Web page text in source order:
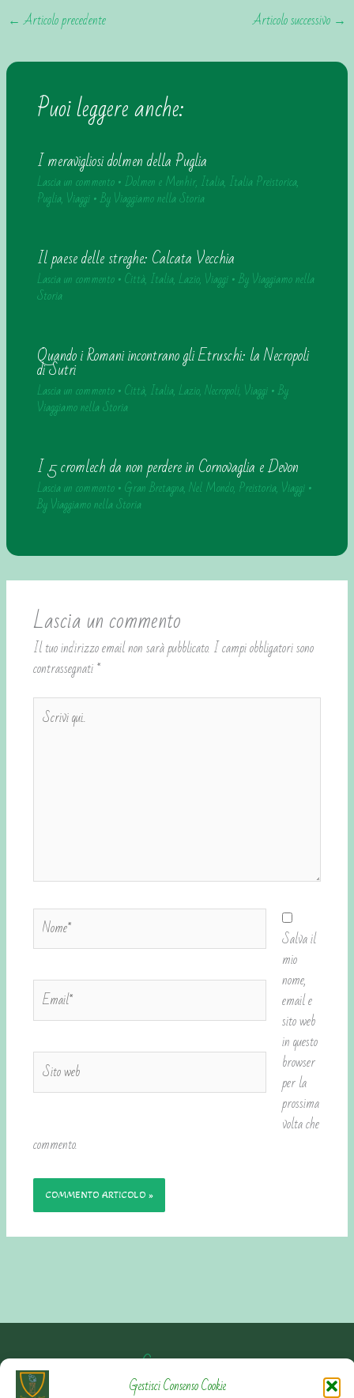
Gestisci Consenso Cookie
←Articolo precedente Articolo successivo →
Puoi leggere anche:
I meravigliosi dolmen della Puglia
Lascia un commento•Dolmen e Menhir, Italia, Italia Preistorica,
Puglia, Viaggi• ByViaggiamo nella Storia
Il paese delle streghe: Calcata Vecchia
Lascia un commento•Città, Italia,Lazio, Viaggi• ByViaggiamo nella
Storia
Quando i Romani incontrano gli Etruschi: la Necropoli
di Sutri
Lascia un commento•Città, Italia,Lazio,Necropoli, Viaggi• By
Viaggiamo nella Storia
I 5 cromlech da non perdere in Cornovaglia e Devon
Lascia un commento•Gran Bretagna,Nel Mondo, Preistoria, Viaggi•
ByViaggiamo nella Storia
Lascia un commento
Il tuo indirizzo email non sarà pubblicato.I campi obbligatori sono
contrassegnati*
Scrivi
qui..
Nome*
Email*
Sito
web
Salva il
mio
nome,
email e
sito web
in questo
browser
per la
prossima
volta che
commento.
Contattami